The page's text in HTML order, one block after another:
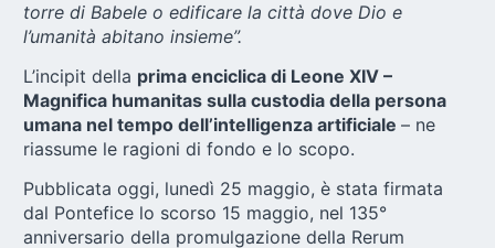
torre di Babele o edificare la città dove Dio e
l’umanità abitano insieme”.
L’incipit della prima enciclica di Leone XIV –
Magnifica humanitas sulla custodia della persona
umana nel tempo dell’intelligenza artificiale – ne
riassume le ragioni di fondo e lo scopo.
Pubblicata oggi, lunedì 25 maggio, è stata firmata
dal Pontefice lo scorso 15 maggio, nel 135°
anniversario della promulgazione della Rerum